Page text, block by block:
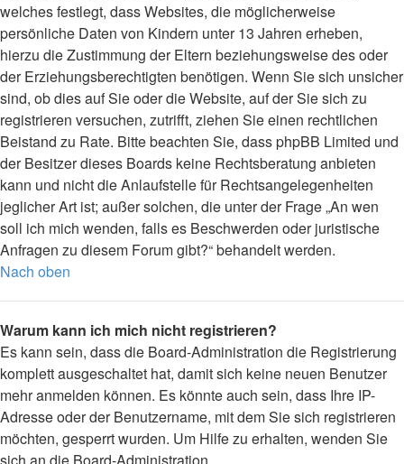
welches festlegt, dass Websites, die möglicherweise
persönliche Daten von Kindern unter 13 Jahren erheben,
hierzu die Zustimmung der Eltern beziehungsweise des oder
der Erziehungsberechtigten benötigen. Wenn Sie sich unsicher
sind, ob dies auf Sie oder die Website, auf der Sie sich zu
registrieren versuchen, zutrifft, ziehen Sie einen rechtlichen
Beistand zu Rate. Bitte beachten Sie, dass phpBB Limited und
der Besitzer dieses Boards keine Rechtsberatung anbieten
kann und nicht die Anlaufstelle für Rechtsangelegenheiten
jeglicher Art ist; außer solchen, die unter der Frage „An wen
soll ich mich wenden, falls es Beschwerden oder juristische
Anfragen zu diesem Forum gibt?“ behandelt werden.
Nach oben
Warum kann ich mich nicht registrieren?
Es kann sein, dass die Board-Administration die Registrierung
komplett ausgeschaltet hat, damit sich keine neuen Benutzer
mehr anmelden können. Es könnte auch sein, dass Ihre IP-
Adresse oder der Benutzername, mit dem Sie sich registrieren
möchten, gesperrt wurden. Um Hilfe zu erhalten, wenden Sie